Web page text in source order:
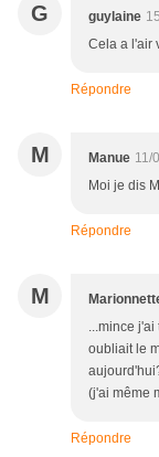
G guylaine
Cela a l'air
Répondre
M Manue 11/
Moi je dis
Répondre
M
...mince j'ai
oubliait le
(j'ai même
Répondre